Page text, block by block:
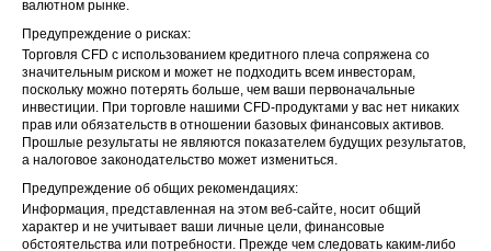
валютном рынке.
Предупреждение о рисках:
Торговля CFD с использованием кредитного плеча сопряжена со
значительным риском и может не подходить всем инвесторам,
поскольку можно потерять больше, чем ваши первоначальные
инвестиции. При торговле нашими CFD-продуктами у вас нет никаких
прав или обязательств в отношении базовых финансовых активов.
Прошлые результаты не являются показателем будущих результатов,
а налоговое законодательство может измениться.
Предупреждение об общих рекомендациях:
Информация, представленная на этом веб-сайте, носит общий
характер и не учитывает ваши личные цели, финансовые
обстоятельства или потребности. Прежде чем следовать каким-либо